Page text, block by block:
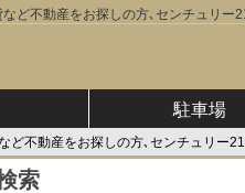
ど不動産をお探しの方､センチュリー
駐車場
不動産をお探しの方､センチュリー
索